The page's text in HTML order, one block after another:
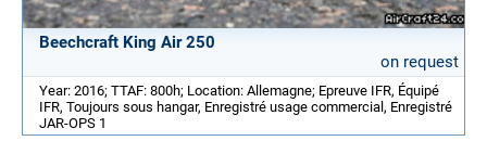
Beechcraft King Air 250
on request
Year: 2016; TTAF: 800h; Location: Allemagne; Epreuve IFR, Équipé
IFR, Toujours sous hangar, Enregistré usage commercial, Enregistré
JAR-OPS 1